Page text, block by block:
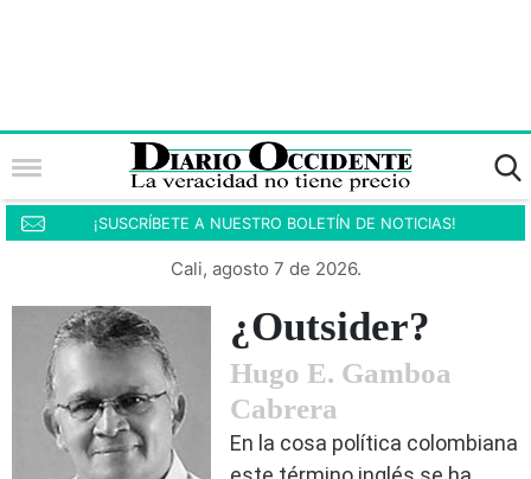
¡SUSCRÍBETE A NUESTRO BOLETÍN DE NOTICIAS!
Cali, agosto 7 de 2026.
¿Outsider?
Hugo E. Gamboa
Cabrera
En la cosa política colombiana